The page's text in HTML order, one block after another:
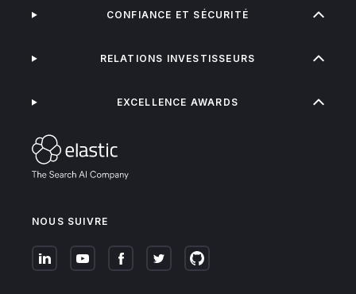
NOUS SUIVRE
CONFIANCE ET SÉCURITÉ
RELATIONS INVESTISSEURS
EXCELLENCE AWARDS